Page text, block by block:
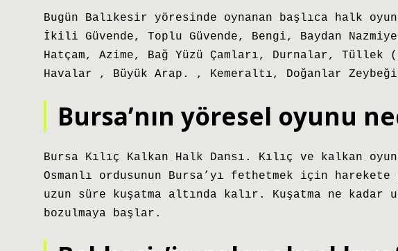
Bugün Balıkesir yöresinde oynanan başlıca halk
İkili Güvende, Toplu Güvende, Bengi, Baydan
Hatçam, Azime, Bağ Yüzü Çamları, Durnalar,
Havalar , Büyük Arap. , Kemeraltı, Doğanlar
Bursa’nın yöresel oyunu
Bursa Kılıç Kalkan Halk Dansı. Kılıç ve kalkan
Osmanlı ordusunun Bursa’yı fethetmek için
uzun süre kuşatma altında kalır. Kuşatma ne kadar
bozulmaya başlar.